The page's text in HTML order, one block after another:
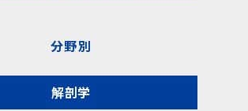
分野別
解剖学